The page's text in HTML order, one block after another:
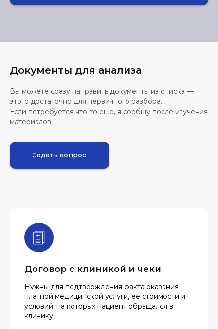
Документы для анализа
Вы можете сразу направить документы из списка —
этого достаточно для первичного разбора.
Если потребуется что-то ещё, я сообщу после изучения
материалов.
Задать вопрос
Договор с клиникой и чеки
Нужны для подтверждения факта оказания
платной медицинской услуги, ее стоимости и
условий, на которых пациент обращался в
клинику.